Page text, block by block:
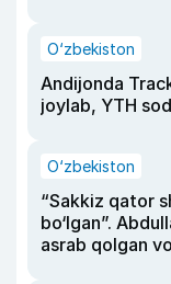
O‘zbekiston
Andijonda
joylab, YTH
O‘zbekiston
“Sakkiz qator
bo‘lgan”.
asrab qolgan